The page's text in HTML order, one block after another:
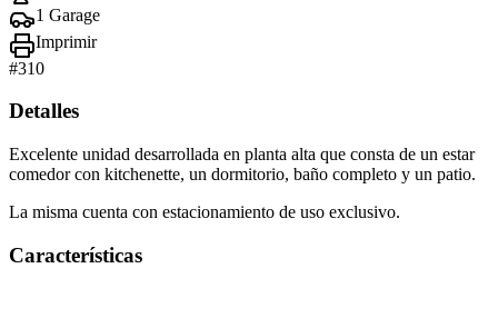
1 Garage
Imprimir
#310
Detalles
Excelente unidad desarrollada en planta alta que consta de un estar
comedor con kitchenette, un dormitorio, baño completo y un patio.
La misma cuenta con estacionamiento de uso exclusivo.
Características